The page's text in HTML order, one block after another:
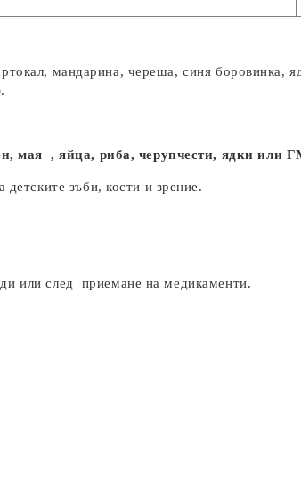
мандарина, череша, синя боровинка,
мая , яйца, риба, черупчести, ядки или
зъби, кости и зрение.
или след приемане на медикаменти.